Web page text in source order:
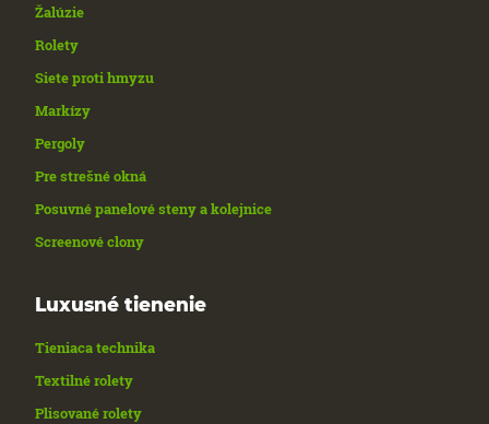
Žalúzie
Rolety
Siete proti hmyzu
Markízy
Pergoly
Pre strešné okná
Posuvné panelové steny a kolejnice
Screenové clony
Luxusné tienenie
Tieniaca technika
Textilné rolety
Plisované rolety